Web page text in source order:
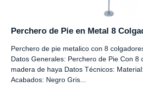
Perchero de Pie en Metal 8
Perchero de pie metalico con 8
Datos Generales: Perchero de Pie Con 8
madera de haya Datos Técnicos:
Acabados: Negro Gris...